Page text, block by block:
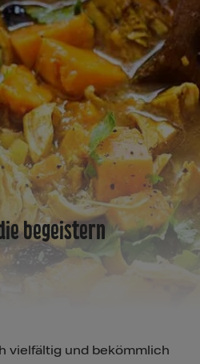
begeistern
vielfältig und bekömmlich